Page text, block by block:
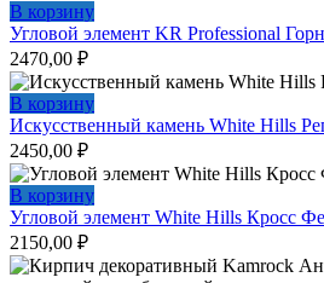
В корзину
Угловой элемент KR Professional
2470,00 ₽
В корзину
Искусственный камень White Hills
2450,00 ₽
В корзину
Угловой элемент White Hills Кросс
2150,00 ₽